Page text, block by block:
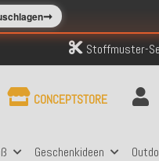
➞
Stoffmuster-
Geschenkideen
CONCEPTSTORE